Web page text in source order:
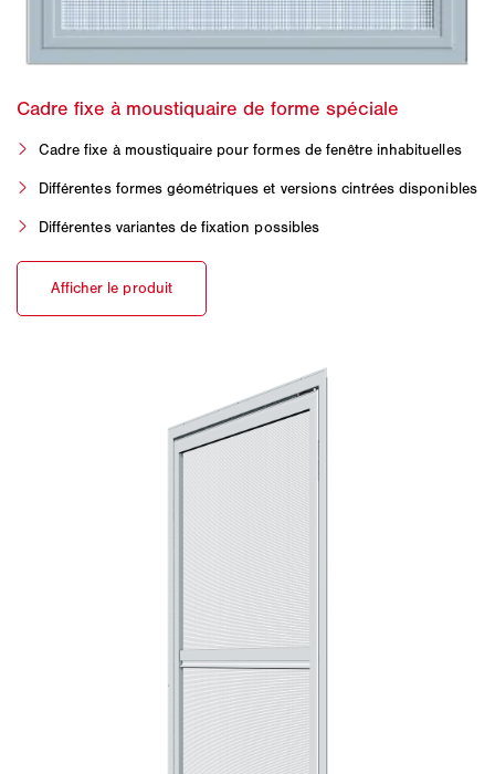
Cadre fixe à moustiquaire pour formes de fenêtre inhabituelles
Différentes formes géométriques et versions cintrées disponibles
Différentes variantes de fixation possibles